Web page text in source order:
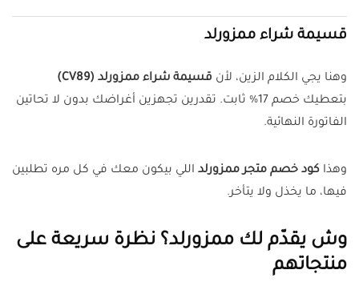
قسيمة شراء ممزورلد
وهنا يجي الكلام الزين، لأن قسيمة شراء ممزورلد (CV89)
بتعطيك خصم 17% ثابت. تقدرين تجهزين أغراضك بدون لا تحاتين
الفاتورة النهائية.
وهذا كود خصم متجر ممزورلد اللي بيكون معك في كل مره تطلبين
فيها، ما يخذل ولا يتأخر.
وش يقدّم لك ممزورلد؟ نظرة سريعة على
منتجاتهم